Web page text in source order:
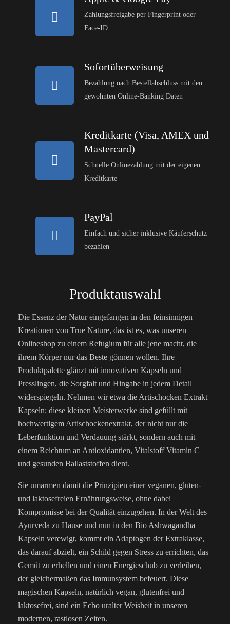
Zahlungsfreigabe per Fingerprint oder
Face-ID
Sofortüberweisung
Bezahlung nach Bestellabschluss mit den
gewohnten Online-Banking Daten
Kreditkarte (Visa, AMEX und
Mastercard)
Schnelle Onlinezahlung mit der eigenen
Kreditkarte
PayPal
Einfach und sicher inklusive Käuferschutz
bezahlen
Produktauswahl
Die Essenz der Natur eingefangen in den feinsinnigen
Kreationen von True Nature, das ist es, was unseren
Onlineshop zu einem Refugium für alle jene macht, die
ihrem Körper nur das Beste gönnen wollen. Ihre
Produktpalette glänzt mit innovativen Kapseln und
Presslingen, die Sorgfalt und Hingabe in jedem Detail
widerspiegeln. Nehmen wir etwa die Artischocken Extrakt
Kapseln: diese kleinen Meisterwerke sind gefüllt mit
hochwertigem Artischockenextrakt, der nicht nur die
Leberfunktion und Verdauung stärkt, sondern auch mit
einem Reichtum an Antioxidantien, Vitalstoff Vitamin C
und gesunden Ballaststoffen dient.
Sie umarmen damit die Prinzipien einer veganen, gluten-
und laktosefreien Ernährungsweise, ohne dabei
Kompromisse bei der Qualität einzugehen. In der Welt des
Ayurveda zu Hause und nun in den Bio Ashwagandha
Kapseln verewigt, kommt ein Adaptogen der Extraklasse,
das darauf abzielt, ein Schild gegen Stress zu errichten, das
Gemüt zu erhellen und einen Energieschub zu verleihen,
der gleichermaßen das Immunsystem befeuert. Diese
magischen Kapseln, natürlich vegan, glutenfrei und
laktosefrei, sind ein Echo uralter Weisheit in unseren
modernen, rastlosen Zeiten.